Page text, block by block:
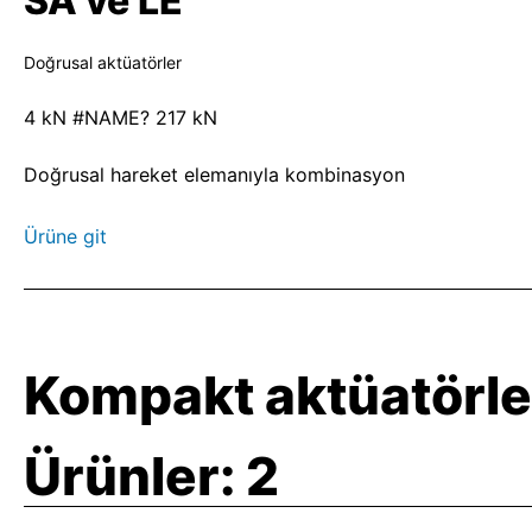
Doğrusal aktüatörler
4 kN #NAME? 217 kN
Doğrusal hareket elemanıyla kombinasyon
Ürüne git
Kompakt
Ürünler: 2